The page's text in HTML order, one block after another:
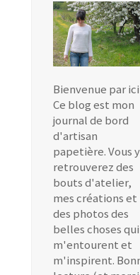
Bienvenue par
Ce blog est mon
journal de bord
d'artisan
papetière. Vous y
retrouverez des
bouts d'atelier,
mes créations et
des photos des
belles choses qui
m'entourent et
m'inspirent.